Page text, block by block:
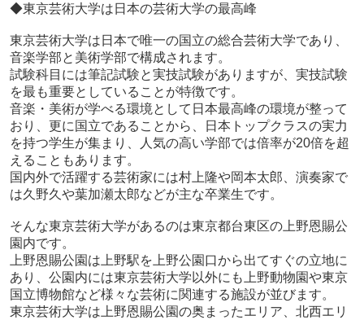
◆東京芸術大学は日本の芸術大学の最高峰
東京芸術大学は日本で唯一の国立の総合芸術大学であり、
音楽学部と美術学部で構成されます。
試験科目には筆記試験と実技試験がありますが、実技試験
を最も重要としていることが特徴です。
音楽・美術が学べる環境として日本最高峰の環境が整って
おり、更に国立であることから、日本トップクラスの実力
を持つ学生が集まり、人気の高い学部では倍率が20倍を超
えることもあります。
国内外で活躍する芸術家には村上隆や岡本太郎、演奏家で
は久野久や葉加瀬太郎などが主な卒業生です。
そんな東京芸術大学があるのは東京都台東区の上野恩賜公
園内です。
上野恩賜公園は上野駅を上野公園口から出てすぐの立地に
あり、公園内には東京芸術大学以外にも上野動物園や東京
国立博物館など様々な芸術に関連する施設が並びます。
東京芸術大学は上野恩賜公園の奥まったエリア、北西エリ